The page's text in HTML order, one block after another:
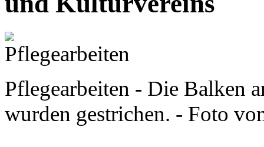
Pflegearbeiten - Die Balken
wurden gestrichen. - Foto